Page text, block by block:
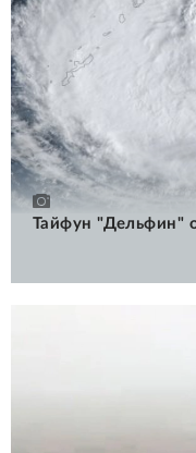
Тайфун "Дельфин"